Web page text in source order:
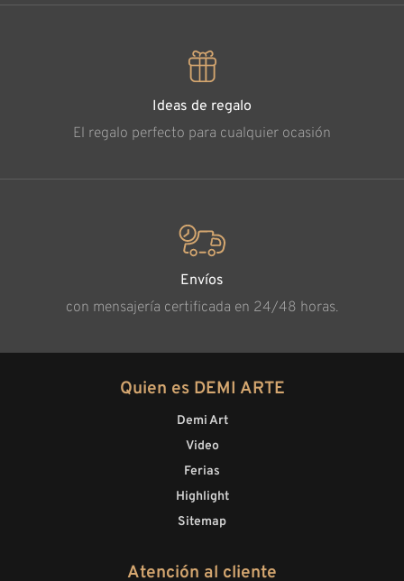
Ideas de regalo
El regalo perfecto para cualquier ocasión
Envíos
con mensajería certificada en 24/48 horas.
Quien es DEMI ARTE
Demi Art
Video
Ferias
Highlight
Sitemap
Atención al cliente